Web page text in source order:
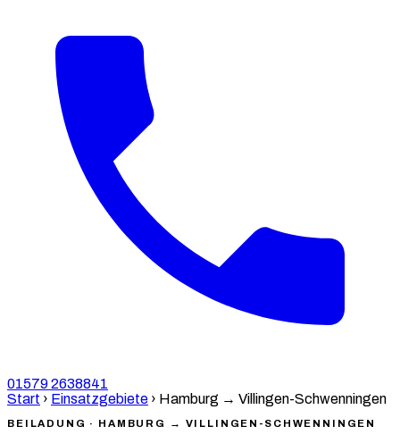
01579 2638841
Start › Einsatzgebiete › Hamburg → Villingen-Schwenningen
BEILADUNG · HAMBURG → VILLINGEN-SCHWENNINGEN